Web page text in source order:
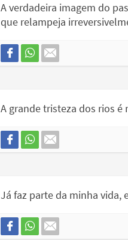
A verdadeira imagem do
que relampeja
A grande tristeza dos rios
Já faz parte da minha vida,